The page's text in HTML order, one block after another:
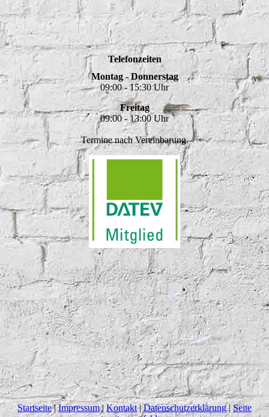
Telefonzeiten
Montag - Donnerstag
09:00 - 15:30 Uhr
Freitag
09:00 - 13:00 Uhr
Termine nach Vereinbarung.
Startseite|Impressum| Kontakt|Datenschutzerklärung| Seite